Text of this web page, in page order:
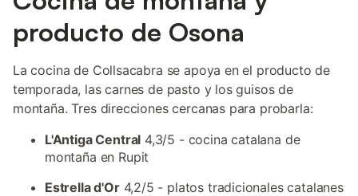
producto de Osona
La cocina de Collsacabra se apoya en el producto de
temporada, las carnes de pasto y los guisos de
montaña. Tres direcciones cercanas para probarla:
L'Antiga Central 4,3/5 - cocina catalana de
montaña en Rupit
Estrella d'Or4,2/5 - platos tradicionales catalanes